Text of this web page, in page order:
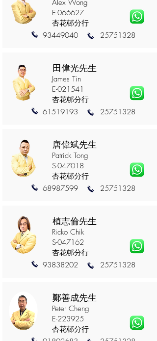
Alex Wong
E-066627
杏花邨分行
93449040
25751328
田偉光先生
James Tin
E-021541
杏花邨分行
61519193
25751328
唐偉斌先生
Patrick Tong
S-047018
杏花邨分行
68987599
25751328
植志倫先生
Ricko Chik
S-047162
杏花邨分行
93838202
25751328
鄭善成先生
Peter Cheng
E-223925
杏花邨分行